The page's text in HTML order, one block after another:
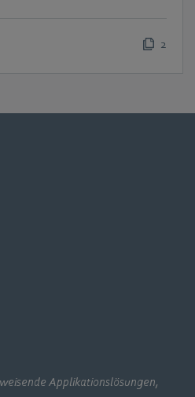
2
Applikationslösungen,